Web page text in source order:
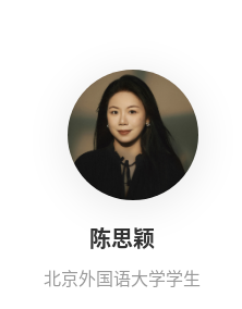
陈思颖
北京外国语大学学生